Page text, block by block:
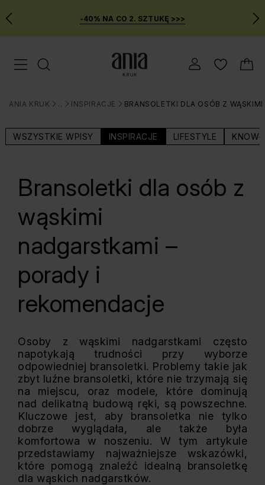
Przejdź
do
MENU
-40% NA CO 2. SZTUKĘ >>>
Menu mobilne
ANIA KRUK
>
BLOG
>
INSPIRACJE
>
BRANSOLETKI DLA OSÓB Z
WSZYSTKIE WPISY INSPIRACJE LIFESTYLE KNOW-
Bransoletki dla osób z
wąskimi
nadgarstkami –
porady i
rekomendacje
Osoby z wąskimi nadgarstkami często
napotykają trudności przy wyborze
odpowiedniej bransoletki. Problemy takie jak
zbyt luźne bransoletki, które nie trzymają się
na miejscu, oraz modele, które dominują
nad delikatną budową ręki, są powszechne.
Kluczowe jest, aby bransoletka nie tylko
dobrze wyglądała, ale także była
komfortowa w noszeniu. W tym artykule
przedstawiamy najważniejsze wskazówki,
które pomogą znaleźć idealną bransoletkę
dla wąskich nadgarstków.